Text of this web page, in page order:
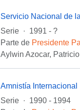
Servicio Nacional de
Serie · 1991 - ?
Parte de Presidente
Aylwin Azocar, Patricio
Amnistía Internacional
Serie · 1990 - 1994